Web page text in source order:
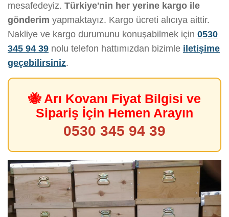
mesafedeyiz. Türkiye'nin her yerine kargo ile
gönderim yapmaktayız. Kargo ücreti alıcıya aittir.
Nakliye ve kargo durumunu konuşabilmek için 0530
345 94 39 nolu telefon hattımızdan bizimle iletişime
geçebilirsiniz.
🐝 Arı Kovanı Fiyat Bilgisi ve
Sipariş İçin Hemen Arayın
0530 345 94 39